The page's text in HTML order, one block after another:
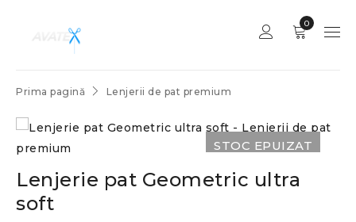
0
Prima pagină Lenjerii de pat premium
STOC EPUIZAT
Lenjerie pat Geometric ultra
soft